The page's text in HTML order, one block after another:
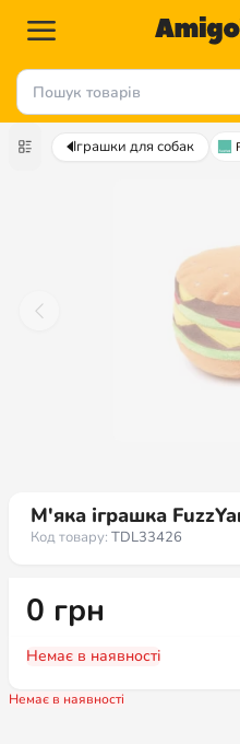
Іграшки для собак
М'яка іграшка
Код товару: TDL33426
0 грн
Немає в наявності
Немає в наявності